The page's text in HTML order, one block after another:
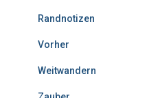
Randnotizen
Vorher
Weitwandern